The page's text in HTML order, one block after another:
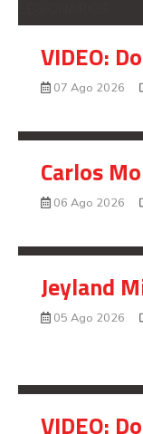
VIDEO:
07 Ago 2026
Carlos
06 Ago 2026
Jeyland
05 Ago 2026
VIDEO: